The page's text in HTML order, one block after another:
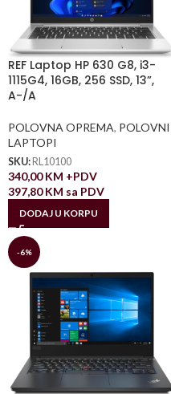
REF Laptop HP 630 G8, i3-
1115G4, 16GB, 256 SSD, 13”,
A-/A
POLOVNA OPREMA, POLOVNI
LAPTOPI
SKU: RL10100
340,00KM +PDV
397,80KM sa PDV
DODAJ U KORPU
-6%